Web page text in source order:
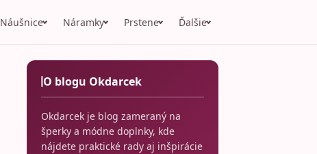
Náušnice Náramky Prstene Ďalšie
O blogu Okdarcek
Okdarcek je blog zameraný na
šperky a módne doplnky, kde
nájdete praktické rady aj inšpirácie